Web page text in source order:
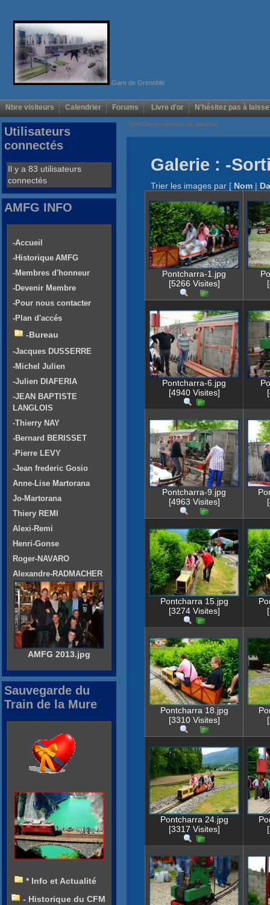
Gare de Grenoble
Nbre visiteurs Calendrier Forums Livre d'or N'hésitez pas à
Voir/Cacher menus de gauche
Galerie : -
Trier les images par [ Nom |
Pontcharra-1.jpg
[5266 Visites]
Pontcharra-6.jpg
[4940 Visites]
Pontcharra-9.jpg
[4963 Visites]
Pontcharra 15.jpg
[3274 Visites]
Pontcharra 18.jpg
[3310 Visites]
Pontcharra 24.jpg
[3317 Visites]
Utilisateurs
connectés
Il y a 83 utilisateurs
connectés
AMFG INFO
-Accueil
-Historique AMFG
-Membres d'honneur
-Devenir Membre
-Pour nous contacter
-Plan d'accés
-Bureau
-Jacques DUSSERRE
-Michel Julien
-Julien DIAFERIA
-JEAN BAPTISTE
LANGLOIS
-Thierry NAY
-Bernard BERISSET
-Pierre LEVY
-Jean frederic Gosio
Anne-Lise Martorana
Jo-Martorana
Thiery REMI
Alexi-Remi
Henri-Gonse
Roger-NAVARO
Alexandre-RADMACHER
AMFG 2013.jpg
Sauvegarde du
Train de la Mure
* Info et Actualité
- Historique du CFM